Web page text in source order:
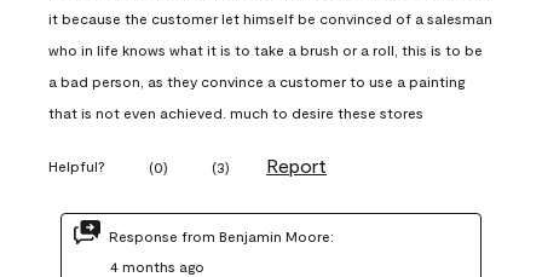
it because the customer let himself be convinced of a salesman
who in life knows what it is to take a brush or a roll, this is to be
a bad person, as they convince a customer to use a painting
that is not even achieved. much to desire these stores
Helpful? (0) (3) Report
Response from Benjamin Moore:
4 months ago